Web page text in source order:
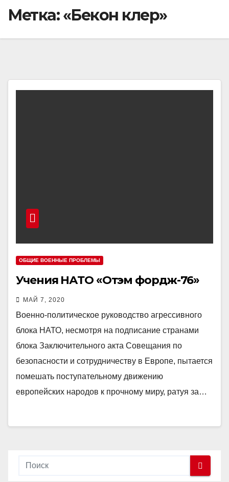
Метка:«Бекон клер»
ОБЩИЕ ВОЕННЫЕ ПРОБЛЕМЫ
Учения НАТО «Отэм фордж-76»
МАЙ 7, 2020
Военно-политическое руководство агрессивного
блока НАТО, несмотря на подписание странами
блока Заключительного акта Совещания по
безопасности и сотрудничеству в Европе, пытается
помешать поступательному движению
европейских народов к прочному миру, ратуя за…